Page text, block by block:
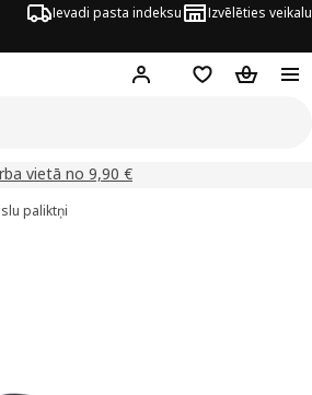
Ievadi pasta indeksu Izvēlēties veikalu
Hej! Pierakstīties
PirkumuPirkumu
vietā no 9,90 €
paliktņi